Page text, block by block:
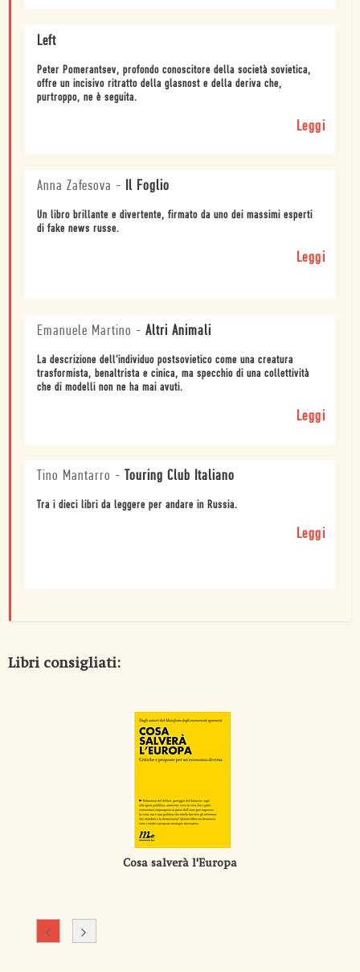
Left
Peter Pomerantsev, profondo conoscitore della società sovietica,
offre un incisivo ritratto della glasnost e della deriva che,
purtroppo, ne è seguita.
Leggi
Anna Zafesova - Il Foglio
Un libro brillante e divertente, firmato da uno dei massimi esperti
di fake news russe.
Leggi
Emanuele Martino - Altri Animali
La descrizione dell'individuo postsovietico come una creatura
trasformista, benaltrista e cinica, ma specchio di una collettività
che di modelli non ne ha mai avuti.
Leggi
Tino Mantarro - Touring Club Italiano
Tra i dieci libri da leggere per andare in Russia.
Leggi
Libri consigliati:
Cosa salverà l'Europa